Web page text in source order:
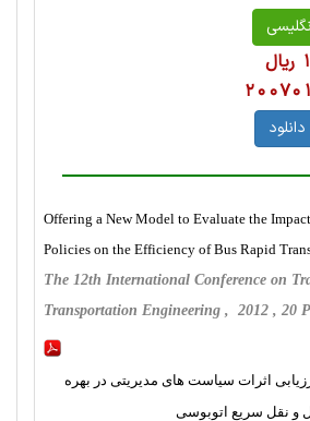
Offering a New Model to Evaluate the
Policies on the Efficiency of Bus Rapid
The 12th International Conference on
Transportation Engineering , 2012 , 20
اثرات سیاست های مدیریتی در بهره
و نقل سریع اتوبوسی